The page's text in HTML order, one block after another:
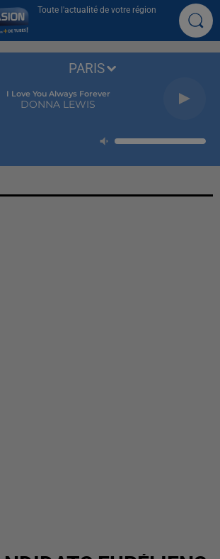
Toute l'actualité de votre région
I Love You Always Forever
DONNA LEWIS
PARIS